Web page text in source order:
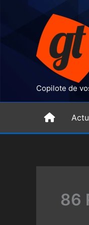
Copilote de
H
86